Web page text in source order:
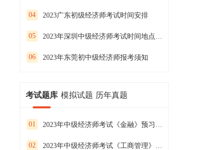
04 2023广东初级经济师考试时间安排
05 2023年深圳中级经济师考试时间地点安排公布
06 2023年东莞初中级经济师报考须知
考试题库 模拟试题 历年真题
01 2023年中级经济师考试《金融》预习试卷（二）
02 2023年中级经济师考试《工商管理》预习试卷（一）